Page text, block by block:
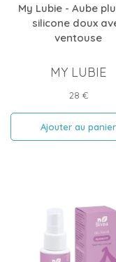
My Lubie - Aube
silicone doux
ventouse
MY LUBIE
Prix
28 €
Ajouter au panier